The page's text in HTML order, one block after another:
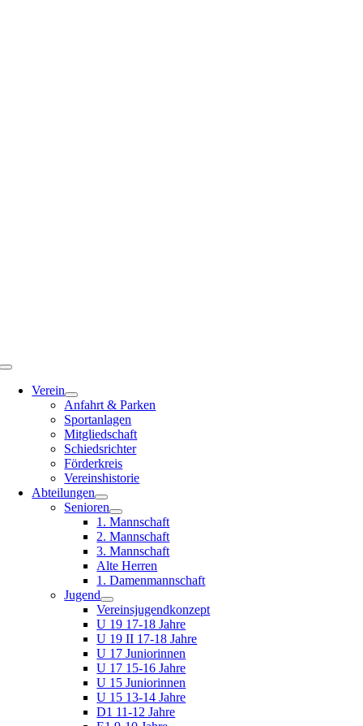
Toggle
NavigationVerein
Anfahrt & Parken
Sportanlagen
Mitgliedschaft
Schiedsrichter
Förderkreis
Vereinshistorie
Abteilungen
Senioren
1. Mannschaft
2. Mannschaft
3. Mannschaft
Alte Herren
1. Damenmannschaft
Jugend
Vereinsjugendkonzept
U 19 17-18 Jahre
U 19 II 17-18 Jahre
U 17 Juniorinnen
U 17 15-16 Jahre
U 15 Juniorinnen
U 15 13-14 Jahre
D1 11-12 Jahre